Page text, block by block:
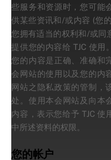
些服务和资源时，您可能
供某些资讯和/或内容 (您
您拥有适当的权利和/或同
提供您的内容给 TJC 使用
您的内容是正确、准确和
会网站的使用以及您的内
网站之隐私政策的管制，
处。使用本会网站及向本
内容，表示您给予 TJC 使
中所述资料的权限。
您的帐户